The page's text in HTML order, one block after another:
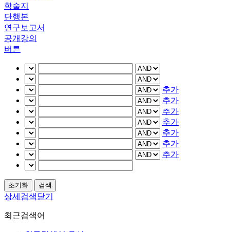
학술지
단행본
연구보고서
공개강의
버튼
추가
추가
추가
추가
추가
추가
추가
상세검색닫기
최근검색어